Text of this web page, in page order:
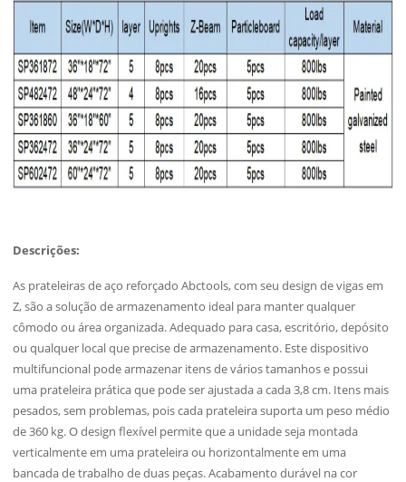
Descrições:
As prateleiras de aço reforçado Abctools, com seu design de vigas em
Z, são a solução de armazenamento ideal para manter qualquer
cômodo ou área organizada. Adequado para casa, escritório, depósito
ou qualquer local que precise de armazenamento. Este dispositivo
multifuncional pode armazenar itens de vários tamanhos e possui
uma prateleira prática que pode ser ajustada a cada 3,8 cm. Itens mais
pesados, sem problemas, pois cada prateleira suporta um peso médio
de 360 kg. O design flexível permite que a unidade seja montada
verticalmente em uma prateleira ou horizontalmente em uma
bancada de trabalho de duas peças. Acabamento durável na cor